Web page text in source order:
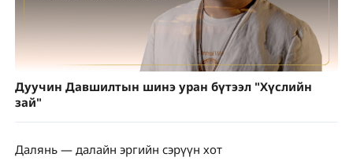
Дуучин Давшилтын шинэ уран бүтээл "Хүслийн
зай"
Далянь — далайн эргийн сэрүүн хот